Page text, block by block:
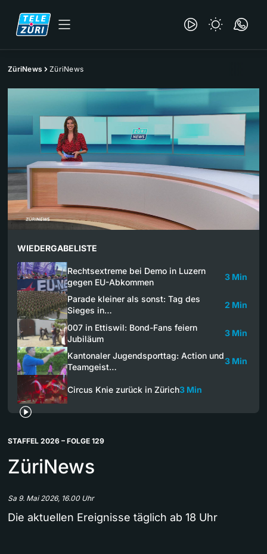
ZüriNews ZüriNews
WIEDERGABELISTE
Rechtsextreme bei Demo in Luzern
gegen EU-Abkommen
3 Min
Parade kleiner als sonst: Tag des
Sieges in…
2 Min
007 in Ettiswil: Bond-Fans feiern
Jubiläum
3 Min
Kantonaler Jugendsporttag: Action und
Teamgeist…
3 Min
Circus Knie zurück in Zürich3 Min
STAFFEL 2026 – FOLGE 129
ZüriNews
Sa 9. Mai 2026, 16.00 Uhr
Die aktuellen Ereignisse täglich ab 18 Uhr